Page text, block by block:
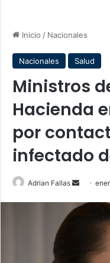
Inicio / Nacionales
Nacionales Salud
Ministros
Hacienda
por
infectado
Adrian Fallas
Send